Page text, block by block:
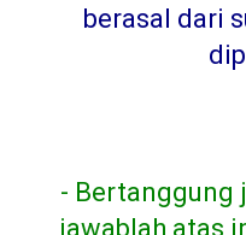
berasal dari
- Bertanggung
jawablah atas